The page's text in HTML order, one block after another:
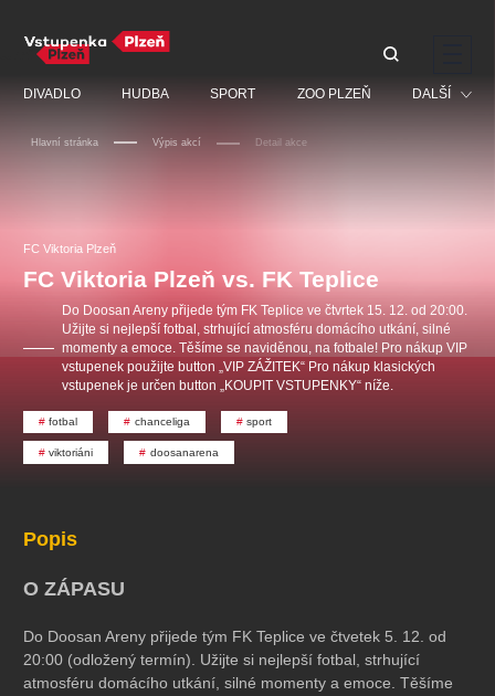
DIVADLO HUDBA SPORT ZOO PLZEŇ DALŠÍ
Pro děti
Kino
Hlavní stránka Výpis akcí Detail akce
FC Viktoria Plzeň
FC Viktoria Plzeň vs. FK Teplice
Do Doosan Areny přijede tým FK Teplice ve čtvrtek 15. 12. od 20:00.
Užijte si nejlepší fotbal, strhující atmosféru domácího utkání, silné
momenty a emoce. Těšíme se naviděnou, na fotbale! Pro nákup VIP
vstupenek použijte button „VIP ZÁŽITEK“ Pro nákup klasických
vstupenek je určen button „KOUPIT VSTUPENKY“ níže.
fotbal chanceliga sport
viktoriáni doosanarena
Popis
O ZÁPASU
Do Doosan Areny přijede tým FK Teplice ve čtvetek 5. 12. od
20:00 (odložený termín). Užijte si nejlepší fotbal, strhující
atmosféru domácího utkání, silné momenty a emoce. Těšíme
Doporučujeme
JARO EVENT s.r.o.
Centrální rezervační
kancelář
Veselá scéna Kalikovský
mlýn
Ostatní hledají
Nejnavštěvovanější
doporučujeme premiéra
djkt